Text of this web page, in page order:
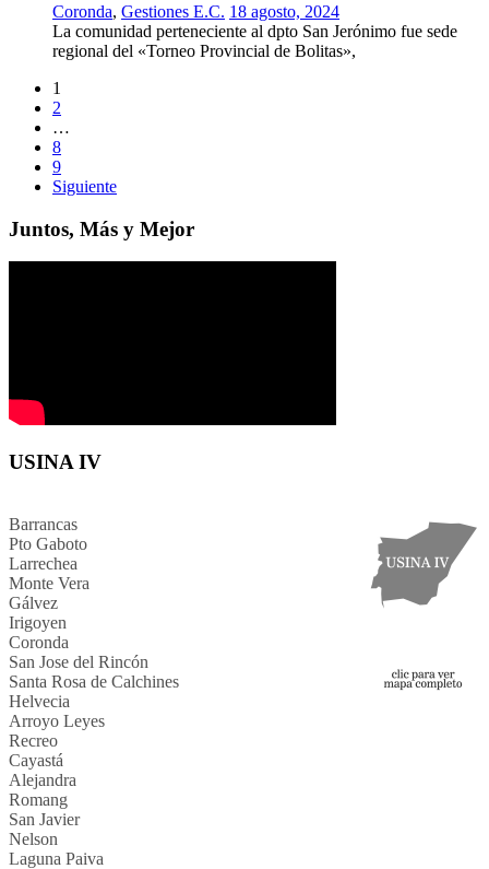
Coronda, Gestiones E.C. 18 agosto, 2024
La comunidad perteneciente al dpto San Jerónimo fue sede
regional del «Torneo Provincial de Bolitas»,
1
2
…
8
9
Siguiente
Juntos, Más y Mejor
USINA IV
Barrancas
Pto Gaboto
Larrechea
Monte Vera
Gálvez
Irigoyen
Coronda
San Jose del Rincón
Santa Rosa de Calchines
Helvecia
Arroyo Leyes
Recreo
Cayastá
Alejandra
Romang
San Javier
Nelson
Laguna Paiva